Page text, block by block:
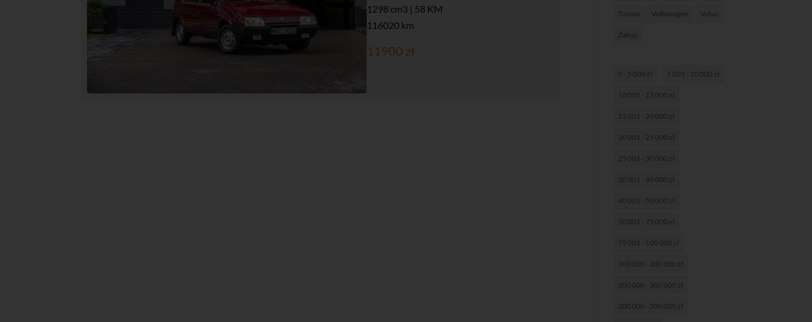
1298 cm3 | 58 KM
116020 km
11900 zł
Toyota Volkswagen Volvo
Zakup
0 - 5 000 zł 5 001 - 10 000 zł
10 001 - 15 000 zł
15 001 - 20 000 zł
20 001 - 25 000 zł
25 001 - 30 000 zł
30 001 - 40 000 zł
40 001 - 50 000 zł
50 001 - 75 000 zł
75 001 - 100 000 zł
100 000 - 200 000 zł
200 000 - 300 000 zł
300 000 - 500 000 zł